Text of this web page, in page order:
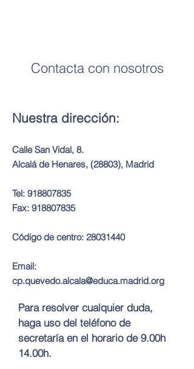
Contacta con nosotros
Nuestra dirección:
Calle San Vidal, 8.
Alcalá de Henares, (28803), Madrid
Tel: 918807835
Fax: 918807835
Código de centro: 28031440
Email:
cp.quevedo.alcala@educa.madrid.org
Para resolver cualquier duda,
haga uso del teléfono de
secretaría en el horario de 9.00h
14.00h.